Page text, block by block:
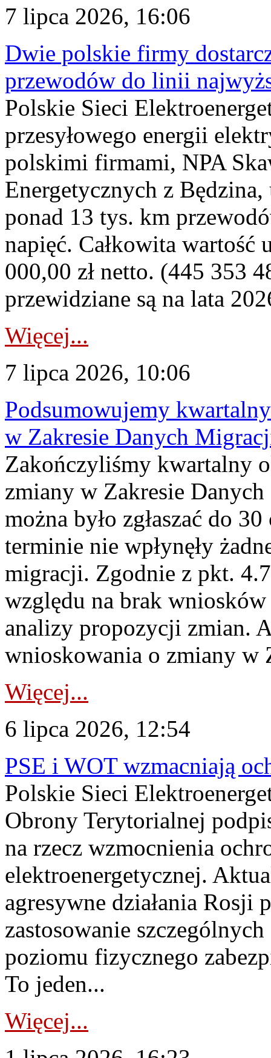
7 lipca 2026, 16:06
Dwie polskie firmy
przewodów do linii
Polskie Sieci
przesyłowego energii
polskimi firmami, NPA
Energetycznych z
ponad 13 tys. km
napięć. Całkowita
000,00 zł netto. (445 353
przewidziane są na lata
Więcej...
7 lipca 2026, 10:06
Podsumowujemy
w Zakresie Danych
Zakończyliśmy kwartalny
zmiany w Zakresie
można było zgłaszać do
terminie nie wpłynęły
migracji. Zgodnie z pkt.
względu na brak
analizy propozycji zmian.
wnioskowania o zmiany w
Więcej...
6 lipca 2026, 12:54
PSE i WOT wzmacniają
Polskie Sieci
Obrony Terytorialnej
na rzecz wzmocnienia
elektroenergetycznej.
agresywne działania Rosji
zastosowanie
poziomu fizycznego
To jeden...
Więcej...